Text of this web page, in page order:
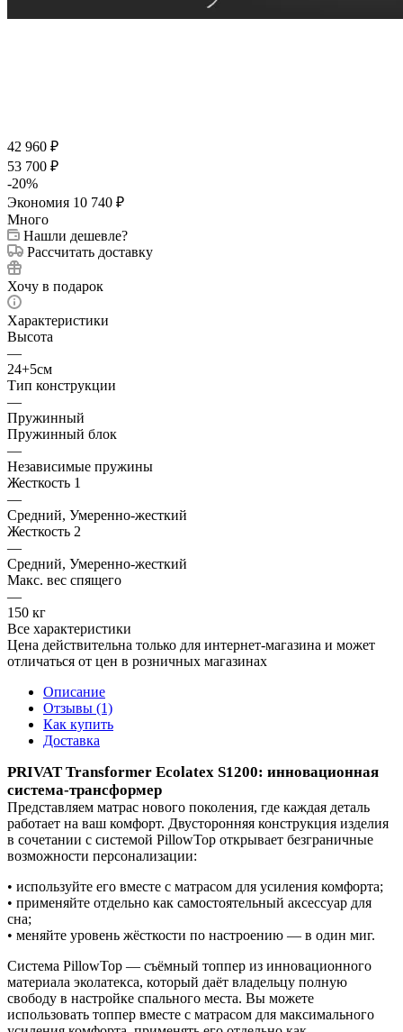
42 960 ₽
53 700 ₽
-20%
Экономия 10 740 ₽
Много
Нашли дешевле?
Рассчитать доставку
Хочу в подарок
Характеристики
Высота
—
24+5см
Тип конструкции
—
Пружинный
Пружинный блок
—
Независимые пружины
Жесткость 1
—
Средний, Умеренно-жесткий
Жесткость 2
—
Средний, Умеренно-жесткий
Макс. вес спящего
—
150 кг
Все характеристики
Цена действительна только для интернет-магазина и может
отличаться от цен в розничных магазинах
Описание
Отзывы (1)
Как купить
Доставка
PRIVAT Transformer Ecolatex S1200: инновационная
система-трансформер
Представляем матрас нового поколения, где каждая деталь
работает на ваш комфорт. Двусторонняя конструкция изделия
в сочетании с системой PillowTop открывает безграничные
возможности персонализации:
• используйте его вместе с матрасом для усиления комфорта;
• применяйте отдельно как самостоятельный аксессуар для
сна;
• меняйте уровень жёсткости по настроению — в один миг.
Система PillowTop — съёмный топпер из инновационного
материала эколатекса, который даёт владельцу полную
свободу в настройке спального места. Вы можете
использовать топпер вместе с матрасом для максимального